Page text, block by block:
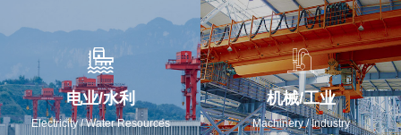
电业/水利
Electricity / Water Resources
机械/工业
Machinery / Industry